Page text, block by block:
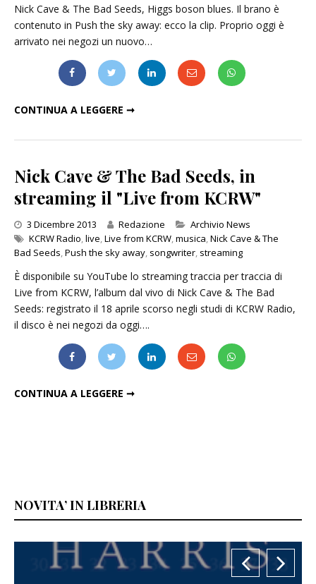
Nick Cave & The Bad Seeds, Higgs boson blues. Il brano è
contenuto in Push the sky away: ecco la clip. Proprio oggi è
arrivato nei negozi un nuovo…
CONTINUA A LEGGERE ➞
Nick Cave & The Bad Seeds, in
streaming il "Live from KCRW"
3 Dicembre 2013 Redazione Categories
Archivio News
KCRW Radio,live,Live from KCRW,musica,Nick Cave & The
Bad Seeds,Push the sky away, songwriter, streaming
È disponibile su YouTube lo streaming traccia per traccia di
Live from KCRW, l’album dal vivo di Nick Cave & The Bad
Seeds: registrato il 18 aprile scorso negli studi di KCRW Radio,
il disco è nei negozi da oggi….
CONTINUA A LEGGERE ➞
NOVITA’ IN LIBRERIA